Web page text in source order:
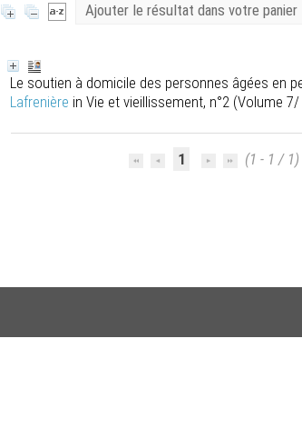
Ajouter le résultat dans votre panier
Le soutien à domicile des personnes âgées en
Lafrenière in Vie et vieillissement, n°2 (Volume
1 (1 - 1 / 1)